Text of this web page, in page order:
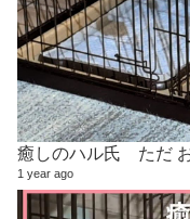
癒しのハル氏 ただ
1 year ago